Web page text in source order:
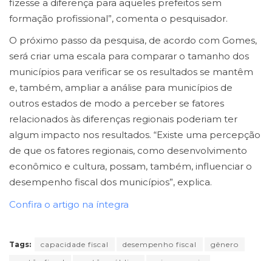
fizesse a diferença para aqueles prefeitos sem
formação profissional”, comenta o pesquisador.
O próximo passo da pesquisa, de acordo com Gomes,
será criar uma escala para comparar o tamanho dos
municípios para verificar se os resultados se mantêm
e, também, ampliar a análise para municípios de
outros estados de modo a perceber se fatores
relacionados às diferenças regionais poderiam ter
algum impacto nos resultados. “Existe uma percepção
de que os fatores regionais, como desenvolvimento
econômico e cultura, possam, também, influenciar o
desempenho fiscal dos municípios”, explica.
Confira o artigo na íntegra
Tags: capacidade fiscal desempenho fiscal
gênero